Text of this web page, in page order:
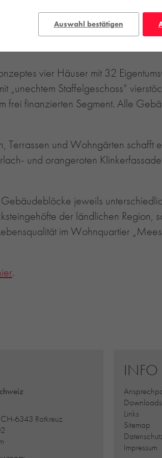
unterschiedliche Wohnhäuser
Voraussetzungen für eine hohe
vier Häuser mit 32
Staffelgeschoss“
frei finanzierten Segment. Alle
Terrassen und Wohngärten schafft
und orangeroten
jeweils
der ländlichen Region,
im Wohnquartier
.
6343 Rotkreuz
INFO
Downloads
Links
Sitemap
Impressum
Auswahl bestätigen